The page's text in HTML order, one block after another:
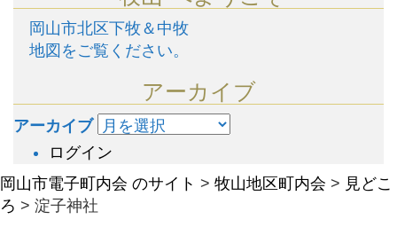
岡山市北区下牧＆中牧
地図をご覧ください。
アーカイブ
アーカイブ
ログイン
岡山市電子町内会 のサイト > 牧山地区町内会 > 見どこ
ろ > 淀子神社